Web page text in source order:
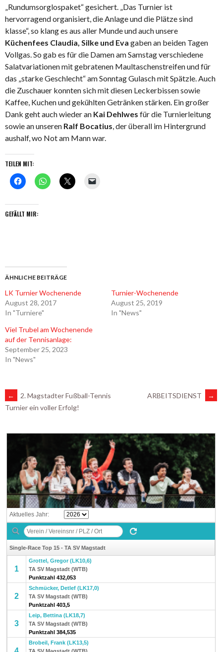
„Rundumsorglospaket“ gesichert. „Das Turnier ist
hervorragend organisiert, die Anlage und die Plätze sind
klasse“, so klang es aus aller Munde und auch unsere
Küchenfees Claudia, Silke und Eva gaben an beiden Tagen
Vollgas. So gab es für die Damen am Samstag verschiedene
Salatvariationen mit gebratenen Maultaschenstreifen und für
das „starke Geschlecht“ am Sonntag Gulasch mit Spätzle. Auch
die Zuschauer konnten sich mit diesen Leckerbissen sowie
Kaffee, Kuchen und gekühlten Getränken stärken. Ein großer
Dank geht auch wieder an Kai Dehlwes für die Turnierleitung
sowie an unseren Ralf Bocatius , der überall im Hintergrund
aushalf, wo Not am Mann war.
TEILEN MIT:
GEFÄLLT MIR:
ÄHNLICHE BEITRÄGE
LK Turnier Wochenende
August 28, 2017
In "Turniere"
Turnier-Wochenende
August 25, 2019
In "News"
Viel Trubel am Wochenende
auf der Tennisanlage:
September 25, 2023
In "News"
ARTIKEL-
NAVIGATION
←
2. Magstadter Fußball-Tennis
Turnier ein voller Erfolg!
ARBEITSDIENST →